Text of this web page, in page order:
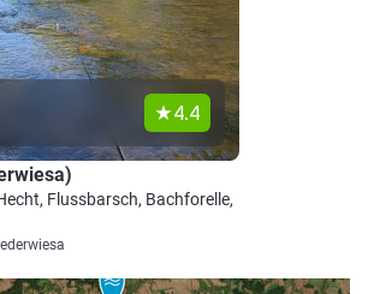
4.4
Flussbarsch, Bachforelle,